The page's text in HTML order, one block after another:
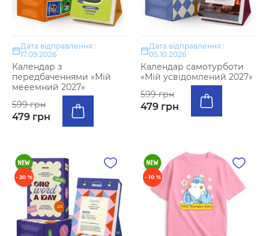
Дата відправлення :
17.09.2026
Календар з
передбаченнями «Мій
мееемний 2027»
599 грн
479 грн
Дата відправлення :
05.10.2026
Календар самотурботи
«Мій усвідомлений 2027»
599 грн
479 грн
- 20 % - 10 %